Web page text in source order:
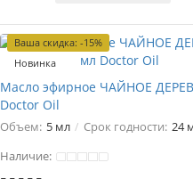
Ваша скидка: -15%
Новинка
Масло эфирное ЧАЙНОЕ
Doctor Oil
Объем: 5 мл Срок годности: 24
Наличие: